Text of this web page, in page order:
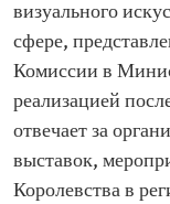
визуального
сфере,
Комиссии в
реализацией
отвечает за
выставок,
Королевства в